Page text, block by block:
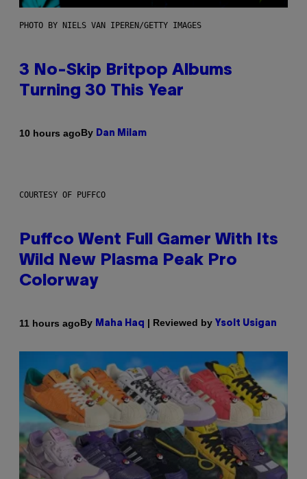
PHOTO BY NIELS VAN IPEREN/GETTY IMAGES
3 No-Skip Britpop Albums
Turning 30 This Year
10 hours agoBy Dan Milam
COURTESY OF PUFFCO
Puffco Went Full Gamer With Its
Wild New Plasma Peak Pro
Colorway
11 hours agoBy Maha Haq | Reviewed by Ysolt Usigan